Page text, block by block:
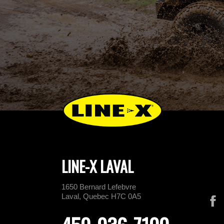
LINE-X LAVAL
1650 Bernard Lefebvre
Laval, Quebec H7C 0A5